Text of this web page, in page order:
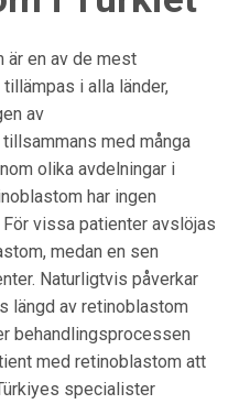
är en av de mest
i alla länder,
av
med många
olika avdelningar i
har ingen
vissa patienter avslöjas
medan en sen
Naturligtvis påverkar
längd av retinoblastom
behandlingsprocessen
med retinoblastom att
specialister